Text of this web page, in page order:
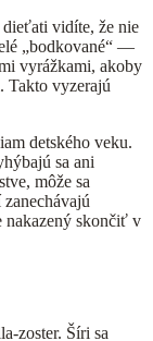
vidíte, že nie
„bodkované“ —
vyrážkami, akoby
Takto vyzerajú
detského veku.
sa ani
môže sa
nakazený skončiť v
zoster. Šíri sa